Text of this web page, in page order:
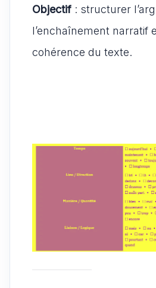
Objectif : structurer
l’enchaînement narratif
cohérence du texte.